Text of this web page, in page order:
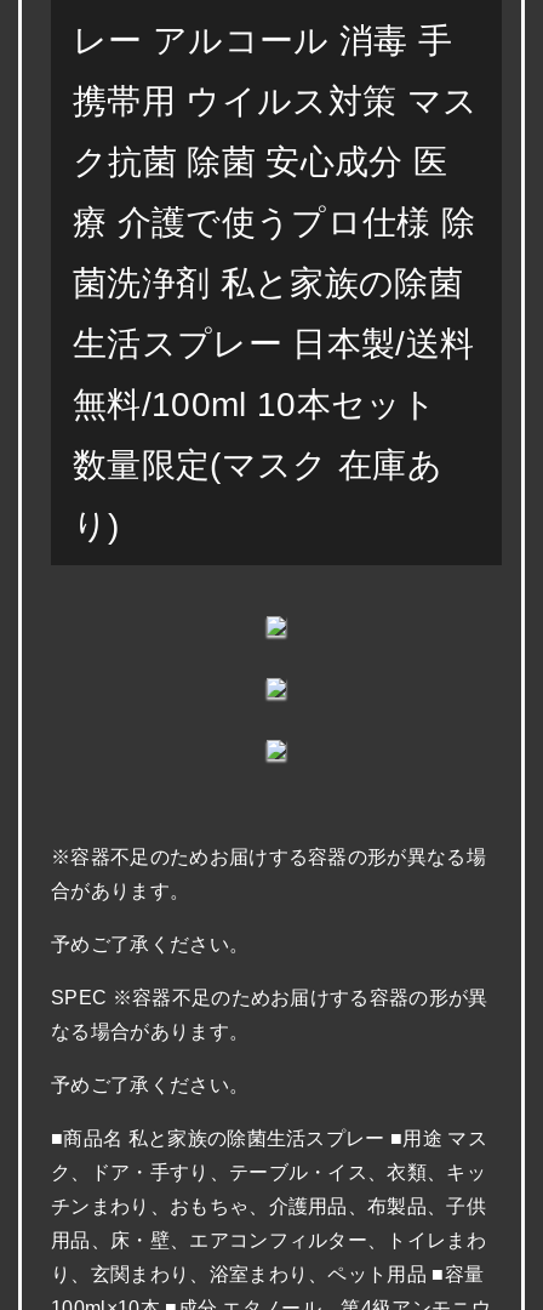
レー アルコール 消毒 手
携帯用 ウイルス対策 マス
ク抗菌 除菌 安心成分 医
療 介護で使うプロ仕様 除
菌洗浄剤 私と家族の除菌
生活スプレー 日本製/送料
無料/100ml 10本セット
数量限定(マスク 在庫あ
り)
※容器不足のためお届けする容器の形が異なる場
合があります。
予めご了承ください。
SPEC ※容器不足のためお届けする容器の形が異
なる場合があります。
予めご了承ください。
■商品名 私と家族の除菌生活スプレー ■用途 マス
ク、ドア・手すり、テーブル・イス、衣類、キッ
チンまわり、おもちゃ、介護用品、布製品、子供
用品、床・壁、エアコンフィルター、トイレまわ
り、玄関まわり、浴室まわり、ペット用品 ■容量